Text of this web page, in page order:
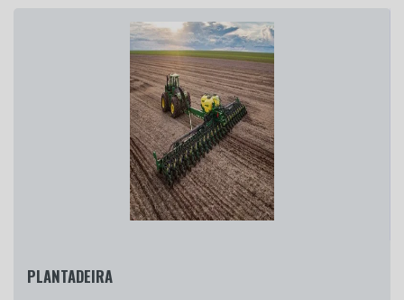
PLANTADEIRA